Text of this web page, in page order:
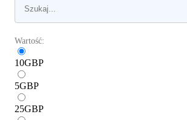
Wartość:
10GBP
5GBP
25GBP